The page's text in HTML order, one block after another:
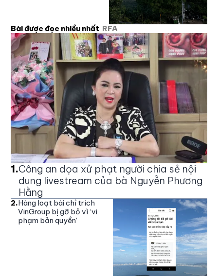
Bài được đọc nhiều nhất RFA
1.Công an dọa xử phạt người chia sẻ nội
dung livestream của bà Nguyễn Phương
Hằng
2.Hàng loạt bài chỉ trích
VinGroup bị gỡ bỏ vì ‘vi
phạm bản quyền’